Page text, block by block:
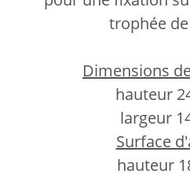
trophée
Dimensions
hauteur
largeur
Surface
hauteur